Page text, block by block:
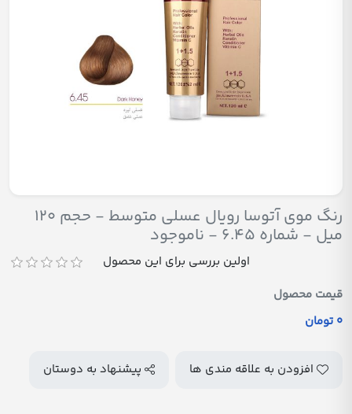
رنگ موی آتوسا رویال عسلی متوسط - حجم ۱۲۰
میل - شماره 6.45 - ناموجود
اولین بررسی برای این محصول
قیمت محصول
0 تومان
افزودن به علاقه مندی ها پیشنهاد به دوستان